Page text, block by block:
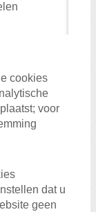
cookies
voor
dat u
geen